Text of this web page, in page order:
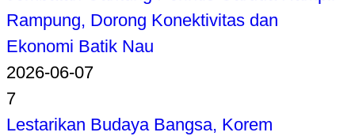
Rampung, Dorong Konektivitas dan
Ekonomi Batik Nau
2026-06-07
7
Lestarikan Budaya Bangsa, Korem